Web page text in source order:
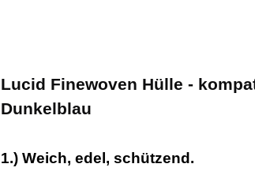
Lucid Finewoven Hülle -
Dunkelblau
1.) Weich, edel, schützend.